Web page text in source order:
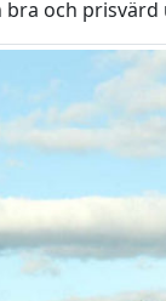
och